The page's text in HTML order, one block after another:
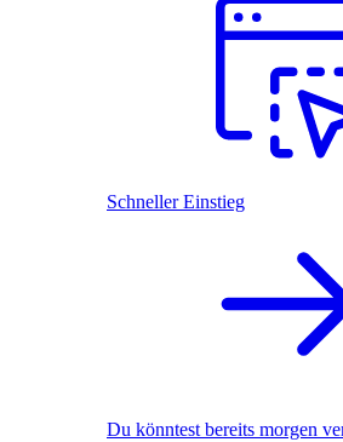
Schneller Einstieg
Du könntest bereits morgen